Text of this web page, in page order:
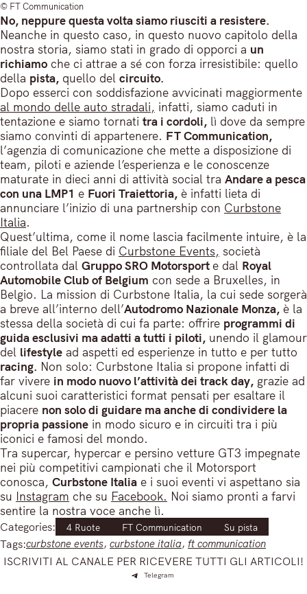
© FT Communication
No, neppure questa volta siamo riusciti a resistere.
Neanche in questo caso, in questo nuovo capitolo della
nostra storia, siamo stati in grado di opporci a un
richiamo che ci attrae a sé con forza irresistibile: quello
della pista, quello del circuito.
Dopo esserci con soddisfazione avvicinati maggiormente
al mondo delle auto stradali, infatti, siamo caduti in
tentazione e siamo tornati tra i cordoli, lì dove da sempre
siamo convinti di appartenere. FT Communication,
l’agenzia di comunicazione che mette a disposizione di
team, piloti e aziende l’esperienza e le conoscenze
maturate in dieci anni di attività social tra Andare a pesca
con una LMP1 e Fuori Traiettoria, è infatti lieta di
annunciare l’inizio di una partnership con Curbstone
Italia.
Quest’ultima, come il nome lascia facilmente intuire, è la
filiale del Bel Paese di Curbstone Events, società
controllata dal Gruppo SRO Motorsport e dal Royal
Automobile Club of Belgium con sede a Bruxelles, in
Belgio. La mission di Curbstone Italia, la cui sede sorgerà
a breve all’interno dell’Autodromo Nazionale Monza, è la
stessa della società di cui fa parte: offrire programmi di
guida esclusivi ma adatti a tutti i piloti, unendo il glamour
del lifestyle ad aspetti ed esperienze in tutto e per tutto
racing. Non solo: Curbstone Italia si propone infatti di
far vivere in modo nuovo l’attività dei track day, grazie ad
alcuni suoi caratteristici format pensati per esaltare il
piacere non solo di guidare ma anche di condividere la
propria passione in modo sicuro e in circuiti tra i più
iconici e famosi del mondo.
Tra supercar, hypercar e persino vetture GT3 impegnate
nei più competitivi campionati che il Motorsport
conosca, Curbstone Italia e i suoi eventi vi aspettano sia
su Instagram che su Facebook. Noi siamo pronti a farvi
sentire la nostra voce anche lì.
Categories: 4 Ruote FT Communication Su pista
Tags:curbstone events, curbstone italia, ft communication
ISCRIVITI AL CANALE PER RICEVERE TUTTI GLI ARTICOLI!
Telegram